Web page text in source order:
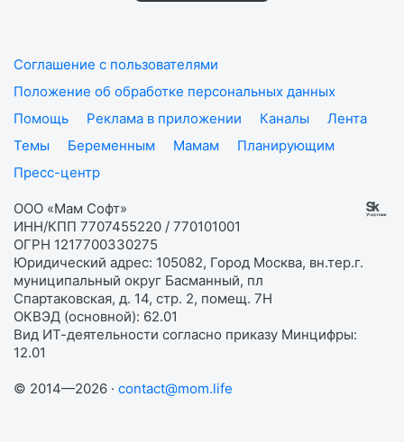
Соглашение с пользователями
Положение об обработке персональных данных
Помощь
Реклама в приложении Каналы
Лента
Темы
Беременным Мамам
Планирующим
Пресс-центр
ООО «Мам Софт»
ИНН/КПП 7707455220 / 770101001
ОГРН 1217700330275
Юридический адрес: 105082, Город Москва, вн.тер.г.
муниципальный округ Басманный, пл
Спартаковская, д. 14, стр. 2, помещ. 7Н
ОКВЭД (основной): 62.01
Вид ИТ-деятельности согласно приказу Минцифры:
12.01
© 2014—2026 · contact@mom.life